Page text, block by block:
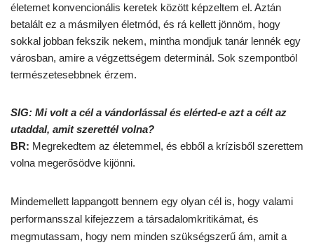
életemet konvencionális keretek között képzeltem el. Aztán
betalált ez a másmilyen életmód, és rá kellett jönnöm, hogy
sokkal jobban fekszik nekem, mintha mondjuk tanár lennék egy
városban, amire a végzettségem determinál. Sok szempontból
természetesebbnek érzem.
SIG: Mi volt a cél a vándorlással és elérted-e azt a célt az
utaddal, amit szerettél volna?
BR: Megrekedtem az életemmel, és ebből a krízisből szerettem
volna megerősödve kijönni.
Mindemellett lappangott bennem egy olyan cél is, hogy valami
performansszal kifejezzem a társadalomkritikámat, és
megmutassam, hogy nem minden szükségszerű ám, amit a